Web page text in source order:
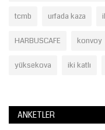
tcmb urfada kaza
HARBUSCAFE konvoy
yüksekova iki katlı
ANKETLER